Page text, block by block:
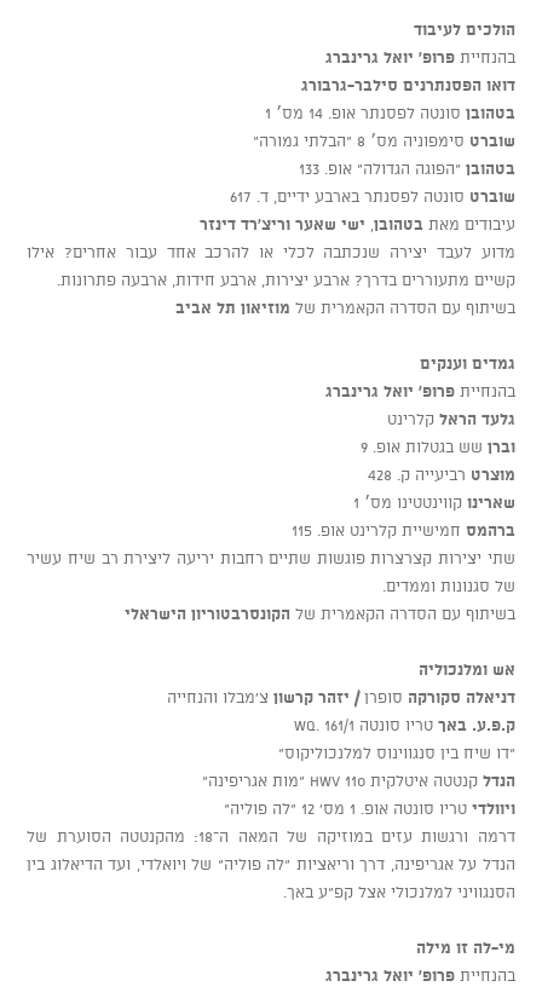
הולכים לעיבוד
בהנחייתפרופ' יואל גרינברג
דואו הפסנתרנים סילבר-גרבורג
בטהובן סונטה לפסנתר אופ. 14 מס׳ 1
שוברט סימפוניה מס׳ 8 “הבלתי גמורה”
בטהובן “הפוגה הגדולה” אופ. 133
שוברט סונטה לפסנתר בארבע ידיים, ד. 617
עיבודים מאת בטהובן ישי שאער וריצ’רד דינזר
מדוע לעבד יצירה שנכתבה לכלי או להרכב אחד עבור אחרים? אילו
קשיים מתעוררים בדרך? ארבע יצירות, ארבע חידות, ארבעה פתרונות.
בשיתוף עם הסדרה הקאמרית של מוזיאון תל אביב
גמדים וענקים
בהנחייתפרופ' יואל גרינברג
גלעד הראל קלרינט
וברן שש בגטלות אופ. 9
מוצרט רביעייה ק. 428
שארינו קווינטטינו מס׳ 1
ברהמס חמישיית קלרינט אופ. 115
שתי יצירות קצרצרות פוגשות שתיים רחבות יריעה ליצירת רב שיח עשיר
של סגנונות וממדים.
בשיתוף עם הסדרה הקאמרית של הקונסרבטוריון הישראלי
אש ומלנכוליה
דניאלה סקורקה סופרן/ יזהר קרשון צ’מבלו והנחייה
ק.פ.ע. באך טריו סונטה Wq. 161/1
“דו שיח בין סנגווינוס למלנכוליקוס”
הנדל קנטטה איטלקית HWV 110 “מות אגריפינה”
ויוולדי טריו סונטה אופ. 1 מס' 12 “לה פוליה”
דרמה ורגשות עזים במוזיקה של המאה ה־18: מהקנטטה הסוערת של
הנדל על אגריפינה, דרך וריאציות “לה פוליה” של ויואלדי, ועד הדיאלוג בין
הסנגוויני למלנכולי אצל קפ”ע באך.
מי-לה זו מילה
בהנחייתפרופ' יואל גרינברג